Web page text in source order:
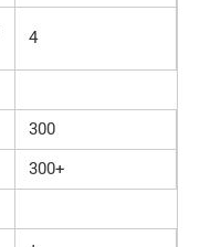
4
300
300+